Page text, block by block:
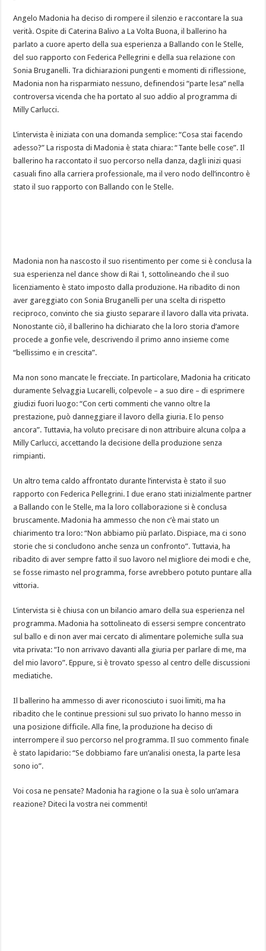
Angelo Madonia ha deciso di rompere il silenzio e raccontare la sua
verità. Ospite di Caterina Balivo a La Volta Buona, il ballerino ha
parlato a cuore aperto della sua esperienza a Ballando con le Stelle,
del suo rapporto con Federica Pellegrini e della sua relazione con
Sonia Bruganelli. Tra dichiarazioni pungenti e momenti di riflessione,
Madonia non ha risparmiato nessuno, definendosi “parte lesa” nella
controversa vicenda che ha portato al suo addio al programma di
Milly Carlucci.
L’intervista è iniziata con una domanda semplice: “Cosa stai facendo
adesso?” La risposta di Madonia è stata chiara: “Tante belle cose”. Il
ballerino ha raccontato il suo percorso nella danza, dagli inizi quasi
casuali fino alla carriera professionale, ma il vero nodo dell’incontro è
stato il suo rapporto con Ballando con le Stelle.
Madonia non ha nascosto il suo risentimento per come si è conclusa la
sua esperienza nel dance show di Rai 1, sottolineando che il suo
licenziamento è stato imposto dalla produzione. Ha ribadito di non
aver gareggiato con Sonia Bruganelli per una scelta di rispetto
reciproco, convinto che sia giusto separare il lavoro dalla vita privata.
Nonostante ciò, il ballerino ha dichiarato che la loro storia d’amore
procede a gonfie vele, descrivendo il primo anno insieme come
“bellissimo e in crescita”.
Ma non sono mancate le frecciate. In particolare, Madonia ha criticato
duramente Selvaggia Lucarelli, colpevole – a suo dire – di esprimere
giudizi fuori luogo: “Con certi commenti che vanno oltre la
prestazione, può danneggiare il lavoro della giuria. E lo penso
ancora”. Tuttavia, ha voluto precisare di non attribuire alcuna colpa a
Milly Carlucci, accettando la decisione della produzione senza
rimpianti.
Un altro tema caldo affrontato durante l’intervista è stato il suo
rapporto con Federica Pellegrini. I due erano stati inizialmente partner
a Ballando con le Stelle, ma la loro collaborazione si è conclusa
bruscamente. Madonia ha ammesso che non c’è mai stato un
chiarimento tra loro: “Non abbiamo più parlato. Dispiace, ma ci sono
storie che si concludono anche senza un confronto”. Tuttavia, ha
ribadito di aver sempre fatto il suo lavoro nel migliore dei modi e che,
se fosse rimasto nel programma, forse avrebbero potuto puntare alla
vittoria.
L’intervista si è chiusa con un bilancio amaro della sua esperienza nel
programma. Madonia ha sottolineato di essersi sempre concentrato
sul ballo e di non aver mai cercato di alimentare polemiche sulla sua
vita privata: “Io non arrivavo davanti alla giuria per parlare di me, ma
del mio lavoro”. Eppure, si è trovato spesso al centro delle discussioni
mediatiche.
Il ballerino ha ammesso di aver riconosciuto i suoi limiti, ma ha
ribadito che le continue pressioni sul suo privato lo hanno messo in
una posizione difficile. Alla fine, la produzione ha deciso di
interrompere il suo percorso nel programma. Il suo commento finale
è stato lapidario: “Se dobbiamo fare un’analisi onesta, la parte lesa
sono io”.
Voi cosa ne pensate? Madonia ha ragione o la sua è solo un’amara
reazione? Diteci la vostra nei commenti!